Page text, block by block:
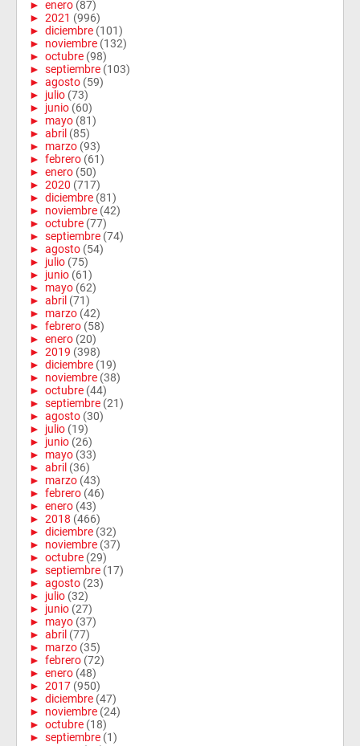
► enero (87)
► 2021 (996)
► diciembre (101)
► noviembre (132)
► octubre (98)
► septiembre (103)
► agosto (59)
► julio (73)
► junio (60)
► mayo (81)
► abril (85)
► marzo (93)
► febrero (61)
► enero (50)
► 2020 (717)
► diciembre (81)
► noviembre (42)
► octubre (77)
► septiembre (74)
► agosto (54)
► julio (75)
► junio (61)
► mayo (62)
► abril (71)
► marzo (42)
► febrero (58)
► enero (20)
► 2019 (398)
► diciembre (19)
► noviembre (38)
► octubre (44)
► septiembre (21)
► agosto (30)
► julio (19)
► junio (26)
► mayo (33)
► abril (36)
► marzo (43)
► febrero (46)
► enero (43)
► 2018 (466)
► diciembre (32)
► noviembre (37)
► octubre (29)
► septiembre (17)
► agosto (23)
► julio (32)
► junio (27)
► mayo (37)
► abril (77)
► marzo (35)
► febrero (72)
► enero (48)
► 2017 (950)
► diciembre (47)
► noviembre (24)
► octubre (18)
► septiembre (1)